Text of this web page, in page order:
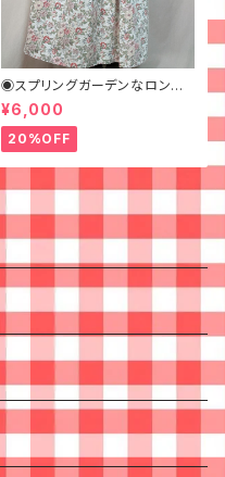
◉スプリングガーデンなロング
スカート◉ 古着 花柄 クリーム
ピンク 春
¥6,000
20%OFF